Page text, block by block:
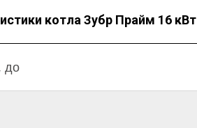
котла Зубр Прайм 16 кВт
до